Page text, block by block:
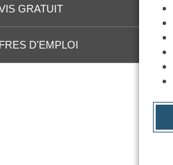
GRATUIT
D'EMPLOI